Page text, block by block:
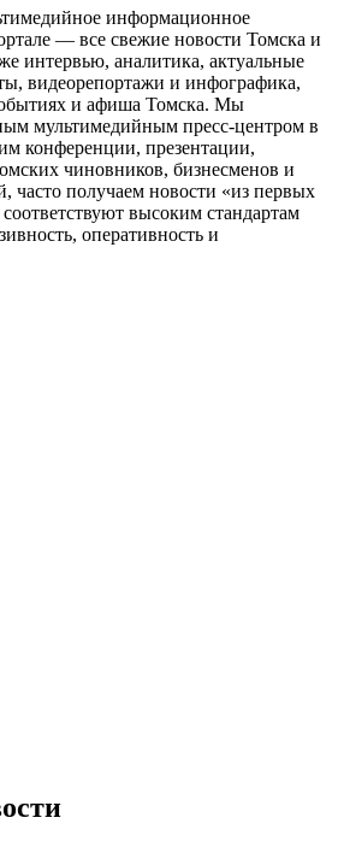
информационное
— все свежие новости Томска и
интервью, аналитика, актуальные
видеорепортажи и инфографика,
и афиша Томска. Мы
мультимедийным пресс-центром в
конференции, презентации,
чиновников, бизнесменов и
часто получаем новости «из первых
высоким стандартам
оперативность и